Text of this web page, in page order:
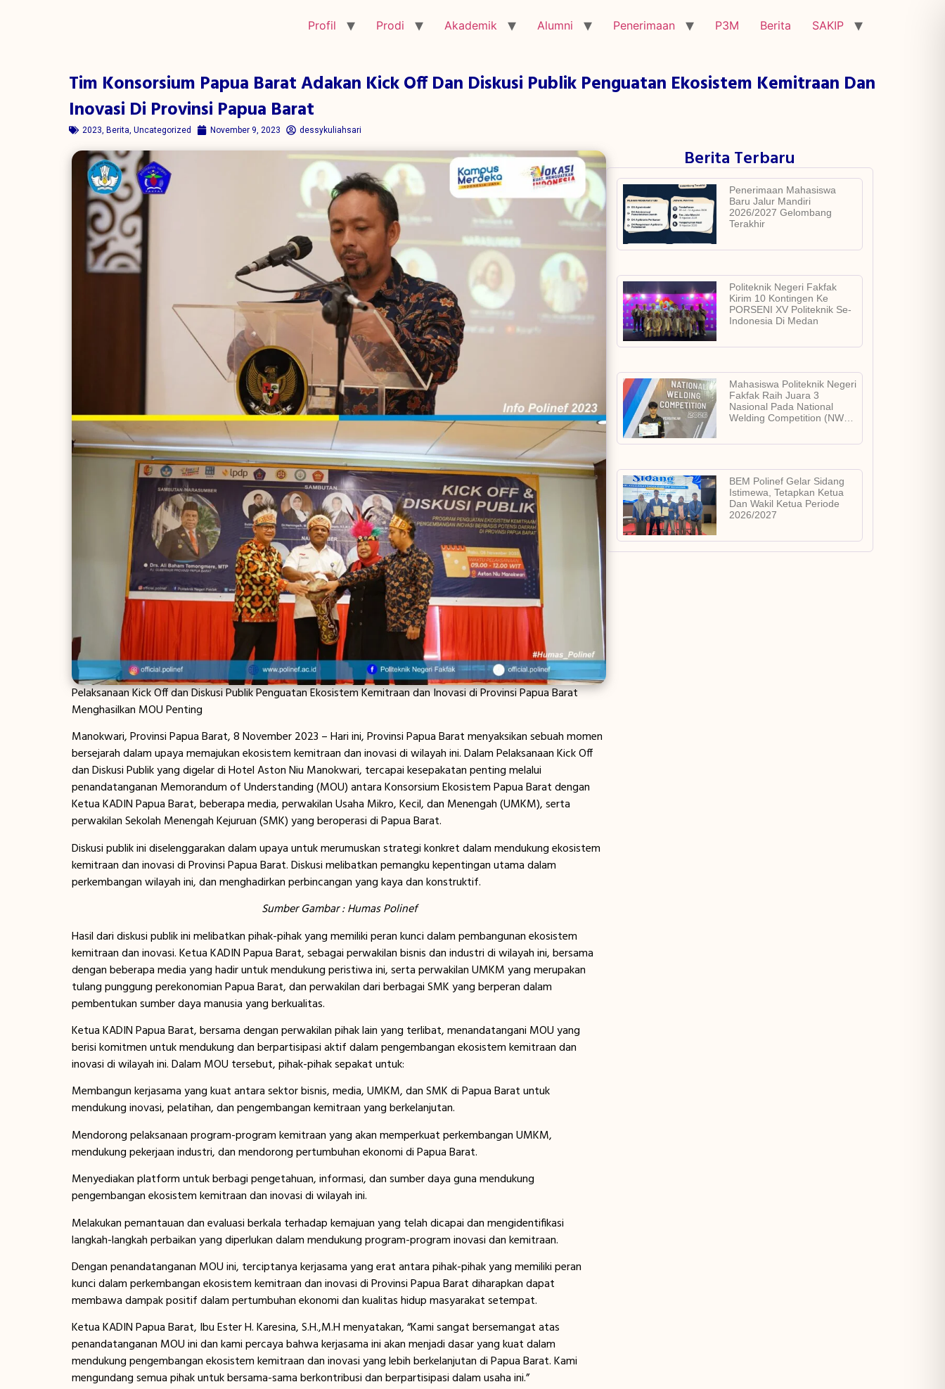
Profil Prodi Akademik Alumni Penerimaan P3M Berita SAKIP
Tim Konsorsium Papua Barat Adakan Kick Off Dan Diskusi Publik Penguatan Ekosistem Kemitraan Dan
Inovasi Di Provinsi Papua Barat
2023, Berita, Uncategorized November 9, 2023 dessykuliahsari
Pelaksanaan Kick Off dan Diskusi Publik Penguatan Ekosistem Kemitraan dan Inovasi di Provinsi Papua Barat
Menghasilkan MOU Penting
Manokwari, Provinsi Papua Barat, 8 November 2023 – Hari ini, Provinsi Papua Barat menyaksikan sebuah momen
bersejarah dalam upaya memajukan ekosistem kemitraan dan inovasi di wilayah ini. Dalam Pelaksanaan Kick Off
dan Diskusi Publik yang digelar di Hotel Aston Niu Manokwari, tercapai kesepakatan penting melalui
penandatanganan Memorandum of Understanding (MOU) antara Konsorsium Ekosistem Papua Barat dengan
Ketua KADIN Papua Barat, beberapa media, perwakilan Usaha Mikro, Kecil, dan Menengah (UMKM), serta
perwakilan Sekolah Menengah Kejuruan (SMK) yang beroperasi di Papua Barat.
Diskusi publik ini diselenggarakan dalam upaya untuk merumuskan strategi konkret dalam mendukung ekosistem
kemitraan dan inovasi di Provinsi Papua Barat. Diskusi melibatkan pemangku kepentingan utama dalam
perkembangan wilayah ini, dan menghadirkan perbincangan yang kaya dan konstruktif.
Sumber Gambar : Humas Polinef
Hasil dari diskusi publik ini melibatkan pihak-pihak yang memiliki peran kunci dalam pembangunan ekosistem
kemitraan dan inovasi. Ketua KADIN Papua Barat, sebagai perwakilan bisnis dan industri di wilayah ini, bersama
dengan beberapa media yang hadir untuk mendukung peristiwa ini, serta perwakilan UMKM yang merupakan
tulang punggung perekonomian Papua Barat, dan perwakilan dari berbagai SMK yang berperan dalam
pembentukan sumber daya manusia yang berkualitas.
Ketua KADIN Papua Barat, bersama dengan perwakilan pihak lain yang terlibat, menandatangani MOU yang
berisi komitmen untuk mendukung dan berpartisipasi aktif dalam pengembangan ekosistem kemitraan dan
inovasi di wilayah ini. Dalam MOU tersebut, pihak-pihak sepakat untuk:
Membangun kerjasama yang kuat antara sektor bisnis, media, UMKM, dan SMK di Papua Barat untuk
mendukung inovasi, pelatihan, dan pengembangan kemitraan yang berkelanjutan.
Mendorong pelaksanaan program-program kemitraan yang akan memperkuat perkembangan UMKM,
mendukung pekerjaan industri, dan mendorong pertumbuhan ekonomi di Papua Barat.
Menyediakan platform untuk berbagi pengetahuan, informasi, dan sumber daya guna mendukung
pengembangan ekosistem kemitraan dan inovasi di wilayah ini.
Melakukan pemantauan dan evaluasi berkala terhadap kemajuan yang telah dicapai dan mengidentifikasi
langkah-langkah perbaikan yang diperlukan dalam mendukung program-program inovasi dan kemitraan.
Dengan penandatanganan MOU ini, terciptanya kerjasama yang erat antara pihak-pihak yang memiliki peran
kunci dalam perkembangan ekosistem kemitraan dan inovasi di Provinsi Papua Barat diharapkan dapat
membawa dampak positif dalam pertumbuhan ekonomi dan kualitas hidup masyarakat setempat.
Ketua KADIN Papua Barat, Ibu Ester H. Karesina, S.H.,M.H menyatakan, “Kami sangat bersemangat atas
penandatanganan MOU ini dan kami percaya bahwa kerjasama ini akan menjadi dasar yang kuat dalam
mendukung pengembangan ekosistem kemitraan dan inovasi yang lebih berkelanjutan di Papua Barat. Kami
mengundang semua pihak untuk bersama-sama berkontribusi dan berpartisipasi dalam usaha ini.”
Berita Terbaru
Penerimaan Mahasiswa
Baru Jalur Mandiri
2026/2027 Gelombang
Terakhir
Politeknik Negeri Fakfak
Kirim 10 Kontingen Ke
PORSENI XV Politeknik Se-
Indonesia Di Medan
Mahasiswa Politeknik Negeri
Fakfak Raih Juara 3
Nasional Pada National
Welding Competition (NWC)
BEM Polinef Gelar Sidang
Istimewa, Tetapkan Ketua
Dan Wakil Ketua Periode
2026/2027